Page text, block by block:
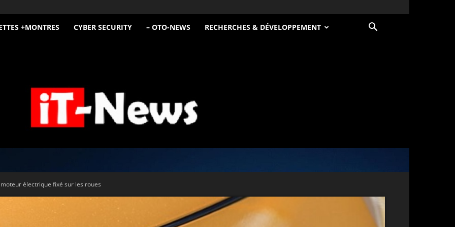
+MONTRES CYBER SECURITY – OTO-NEWS RECHERCHES & DÉVELOPPEMENT
iT
électrique fixé sur les roues